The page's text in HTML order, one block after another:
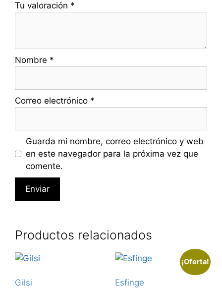
Tu valoración *
Nombre *
Correo electrónico *
Guarda mi nombre, correo electrónico y web
en este navegador para la próxima vez que
comente.
Productos relacionados
Gilsi
¡Oferta!
Esfinge